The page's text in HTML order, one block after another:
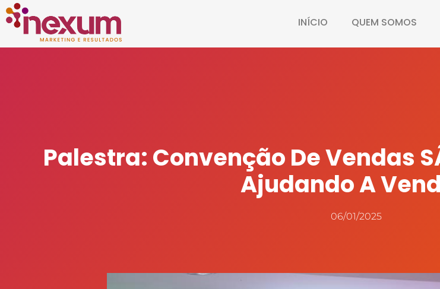
INÍCIO QUEM SOMOS
Palestra: Convenção De Vendas
Ajudando A
06/01/2025